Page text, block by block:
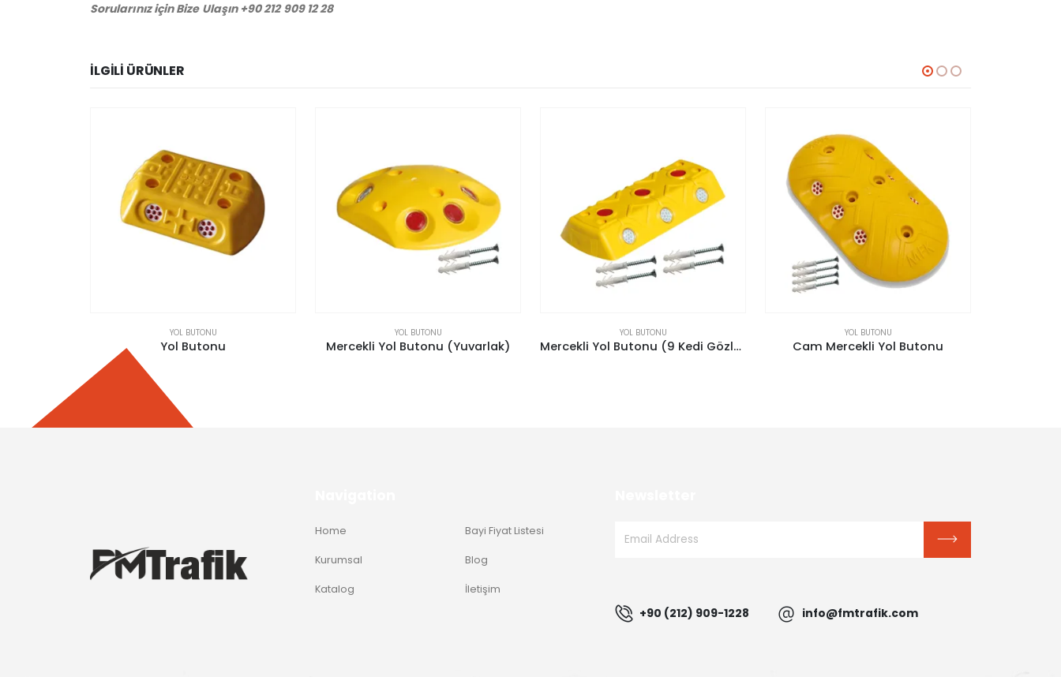
Sorularınız için Bize Ulaşın +90 212 909 12 28
İLGILI ÜRÜNLER
YOL BUTONU
Yol Butonu
YOL BUTONU
Mercekli Yol Butonu (Yuvarlak)
YOL BUTONU
Mercekli Yol Butonu (9 Kedi Gözlü)
YOL BUTONU
Cam Mercekli Yol Butonu
Home
Kurumsal
Katalog
Bayi Fiyat Listesi
Blog
İletişim
+90 (212) 909-1228 info@fmtrafik.com